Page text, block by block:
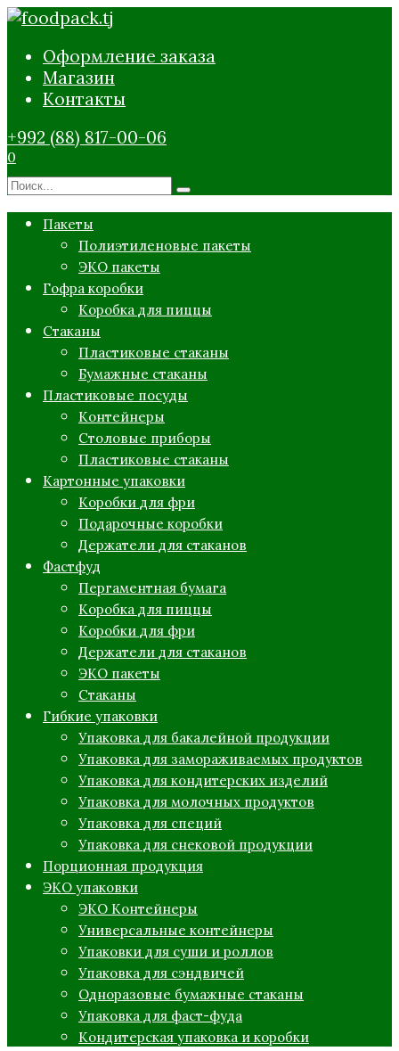
Перейти
содержанию
Оформление заказа
Магазин
Контакты
+992 (88) 817-00-06
0
Search
Пакеты
Полиэтиленовые пакеты
ЭКО пакеты
Гофра коробки
Коробка для пиццы
Стаканы
Пластиковые стаканы
Бумажные стаканы
Пластиковые посуды
Контейнеры
Столовые приборы
Пластиковые стаканы
Картонные упаковки
Коробки для фри
Подарочные коробки
Держатели для стаканов
Фастфуд
Пергаментная бумага
Коробка для пиццы
Коробки для фри
Держатели для стаканов
ЭКО пакеты
Стаканы
Гибкие упаковки
Упаковка для бакалейной продукции
Упаковка для замораживаемых продуктов
Упаковка для кондитерских изделий
Упаковка для молочных продуктов
Упаковка для специй
Упаковка для снековой продукции
Порционная продукция
ЭКО упаковки
ЭКО Контейнеры
Универсальные контейнеры
Упаковки для суши и роллов
Упаковка для сэндвичей
Одноразовые бумажные стаканы
Упаковка для фаст-фуда
Кондитерская упаковка и коробки